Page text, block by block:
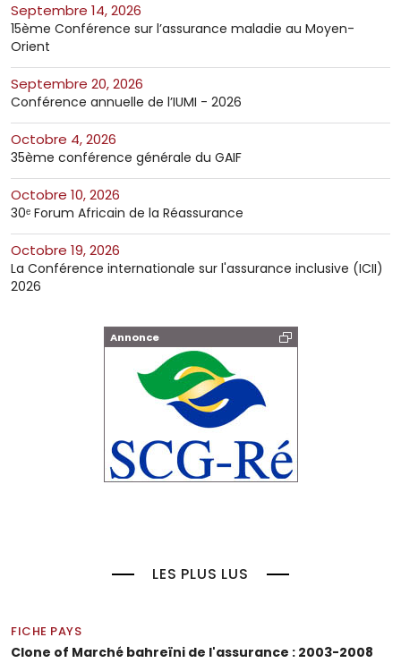
septembre 14, 2026
15ème Conférence sur l’assurance maladie au Moyen-
Orient
septembre 20, 2026
Conférence annuelle de l’IUMI - 2026
octobre 4, 2026
35ème conférence générale du GAIF
octobre 10, 2026
30ᵉ Forum Africain de la Réassurance
octobre 19, 2026
La Conférence internationale sur l'assurance inclusive (ICII)
2026
Annonce
LES PLUS LUS
FICHE PAYS
Clone of Marché bahreïni de l'assurance : 2003-2008